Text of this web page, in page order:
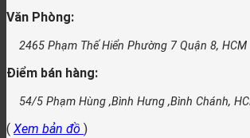
Văn Phòng:
2465 Phạm Thế Hiển Phường 7 Quận 8, HCM
Điểm bán hàng:
54/5 Phạm Hùng ,Bình Hưng ,Bình Chánh,
( Xem bản đồ )